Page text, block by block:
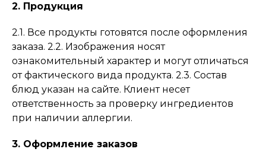
2. Продукция
2.1. Все продукты готовятся после оформления
заказа. 2.2. Изображения носят
ознакомительный характер и могут отличаться
от фактического вида продукта. 2.3. Состав
блюд указан на сайте. Клиент несет
ответственность за проверку ингредиентов
при наличии аллергии.
3. Оформление заказов